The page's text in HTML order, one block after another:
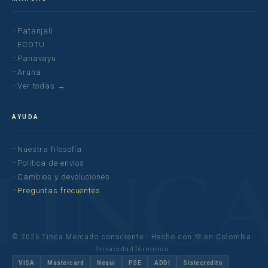
grasos
cálida (no
perfumada)
puede descansar.
Cada vez que aplicas este
acondicionador, tu cuero
un poco más.”
Patanjali
ECOTU
Panavayu
Aruna
Ver todas →
AYUDA
Nuestra filosofía
Política de envíos
Cambios y devoluciones
Preguntas frecuentes
© 2026 Tinca Mercado consciente · Hecho con 💚 en Colombia
Privacidad Términos
VISA Mastercard Nequi PSE ADDI Sistecredito